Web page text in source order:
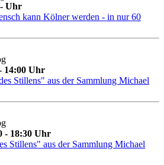
- Uhr
kann Kölner werden - in nur 60
14:00 Uhr
Stillens" aus der Sammlung Michael
- 18:30 Uhr
Stillens" aus der Sammlung Michael